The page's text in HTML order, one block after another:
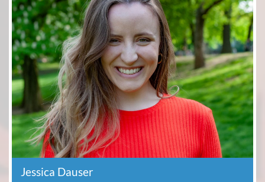
Jessica Dauser